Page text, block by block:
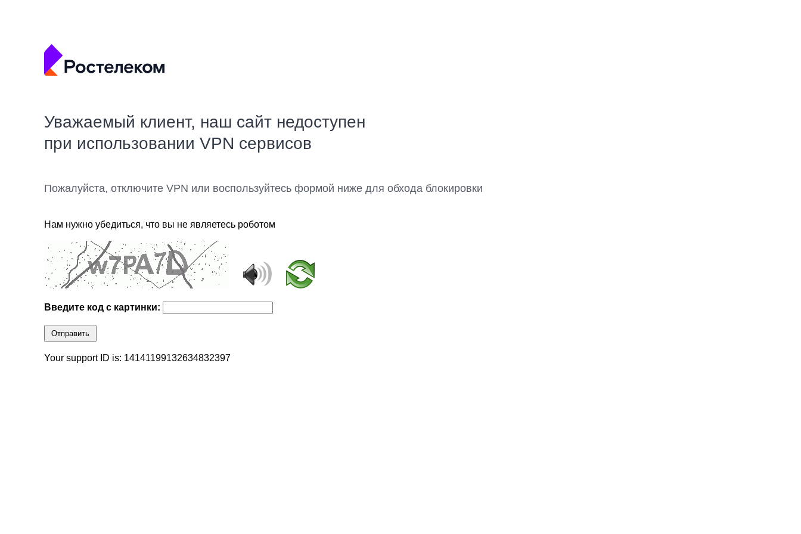
Уважаемый клиент, наш сайт недоступен
при использовании VPN сервисов
Пожалуйста, отключите VPN или воспользуйтесь формой ниже для обхода блокировки
Нам нужно убедиться, что вы не являетесь роботом
Введите код с картинки:
Отправить
Your support ID is: 14141199132634832397